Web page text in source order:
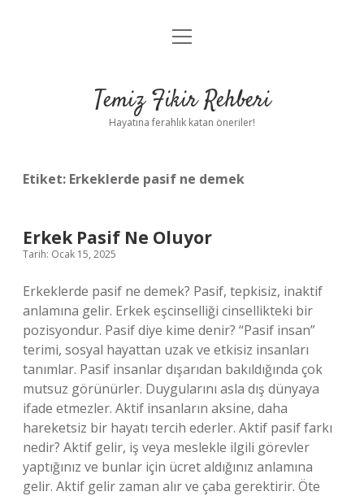
Anasayfa
Yasal Uyarı
menüyü
Temiz Fikir Rehberi
Hayatına ferahlık katan öneriler!
Etiket: Erkeklerde pasif ne demek
Erkek Pasif Ne Oluyor
Tarih: Ocak 15, 2025
Erkeklerde pasif ne demek? Pasif, tepkisiz, inaktif
anlamına gelir. Erkek eşcinselliği cinsellikteki bir
pozisyondur. Pasif diye kime denir? “Pasif insan”
terimi, sosyal hayattan uzak ve etkisiz insanları
tanımlar. Pasif insanlar dışarıdan bakıldığında çok
mutsuz görünürler. Duygularını asla dış dünyaya
ifade etmezler. Aktif insanların aksine, daha
hareketsiz bir hayatı tercih ederler. Aktif pasif farkı
nedir? Aktif gelir, iş veya meslekle ilgili görevler
yaptığınız ve bunlar için ücret aldığınız anlamına
gelir. Aktif gelir zaman alır ve çaba gerektirir. Öte